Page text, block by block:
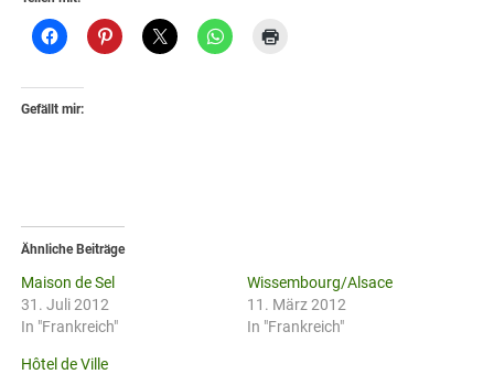
Gefällt mir:
Ähnliche Beiträge
Maison de Sel
31. Juli 2012
In "Frankreich"
Wissembourg/Alsace
11. März 2012
In "Frankreich"
Hôtel de Ville